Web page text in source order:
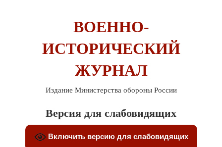
ВОЕННО-
ИСТОРИЧЕСКИЙ
ЖУРНАЛ
Издание Министерства обороны России
Версия для слабовидящих
Включить версию для слабовидящих